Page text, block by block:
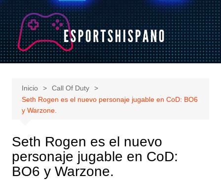
Saltar
al
contenido
Inicio
Call Of Duty
Seth Rogen es el nuevo personaje jugable en CoD: BO6
y Warzone.
Seth Rogen es el nuevo
personaje jugable en CoD:
BO6 y Warzone.